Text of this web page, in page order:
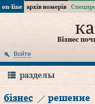
on-line архів номерів
Бізнес
Войти
разделы
бізнес решение